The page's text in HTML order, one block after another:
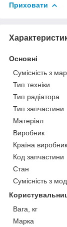
Приховати
Основні
Сумісність з
Тип техніки
Тип радіатора
Тип запчастини
Матеріал
Виробник
Країна виробник
Код запчастини
Стан
Сумісність з
Вага, кг
Марка